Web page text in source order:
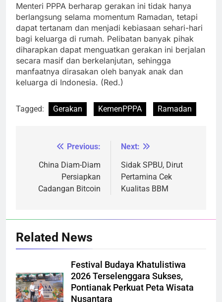
Menteri PPPA berharap gerakan ini tidak hanya
berlangsung selama momentum Ramadan, tetapi
dapat tertanam dan menjadi kebiasaan sehari-hari
bagi keluarga di rumah. Pelibatan banyak pihak
diharapkan dapat menguatkan gerakan ini berjalan
secara masif dan berkelanjutan, sehingga
manfaatnya dirasakan oleh banyak anak dan
keluarga di Indonesia. (Red.)
Tagged: Gerakan KemenPPPA Ramadan
Navigasi
pos
Previous:
China Diam-Diam
Persiapkan
Cadangan Bitcoin
Next:
Sidak SPBU, Dirut
Pertamina Cek
Kualitas BBM
Related News
Festival Budaya Khatulistiwa
2026 Terselenggara Sukses,
Pontianak Perkuat Peta Wisata
Nusantara